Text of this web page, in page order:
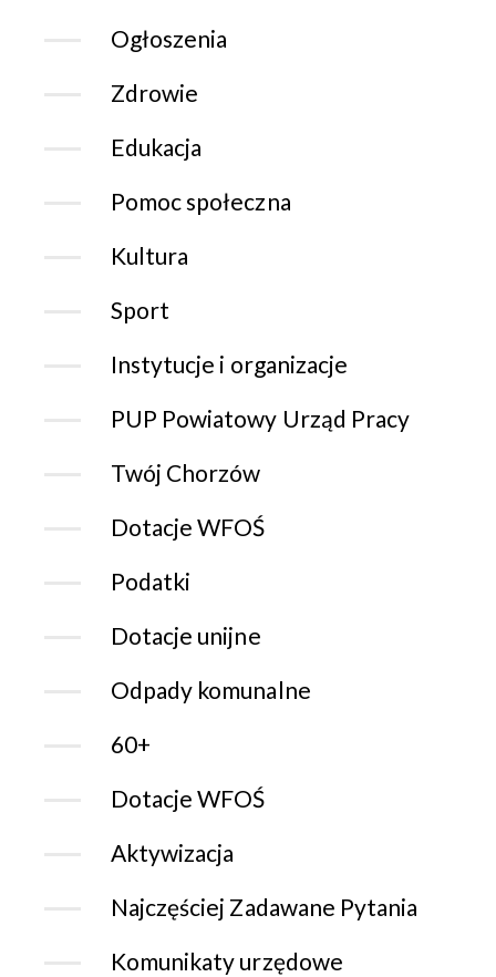
Ogłoszenia
Zdrowie
Edukacja
Pomoc społeczna
Kultura
Sport
Instytucje i organizacje
PUP Powiatowy Urząd Pracy
Twój Chorzów
Dotacje WFOŚ
Podatki
Dotacje unijne
Odpady komunalne
60+
Dotacje WFOŚ
Aktywizacja
Najczęściej Zadawane Pytania
Komunikaty urzędowe